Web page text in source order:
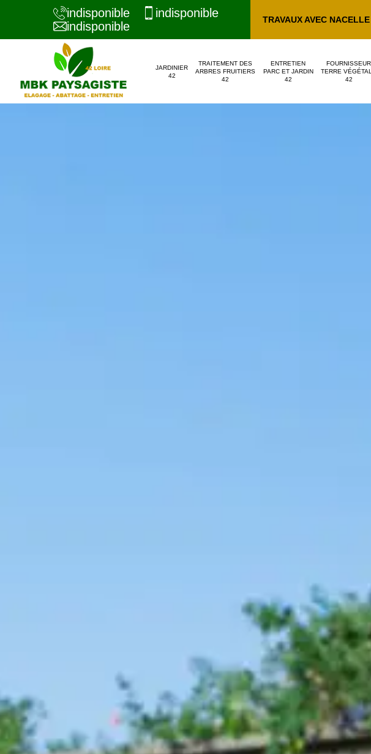
indisponible
indisponible
indisponible
TRAVAUX AVEC
JARDINIER
42
TRAITEMENT DES
ARBRES FRUITIERS
42
ENTRETIEN
PARC ET JARDIN
42
FOURNISSEUR
TERRE
42